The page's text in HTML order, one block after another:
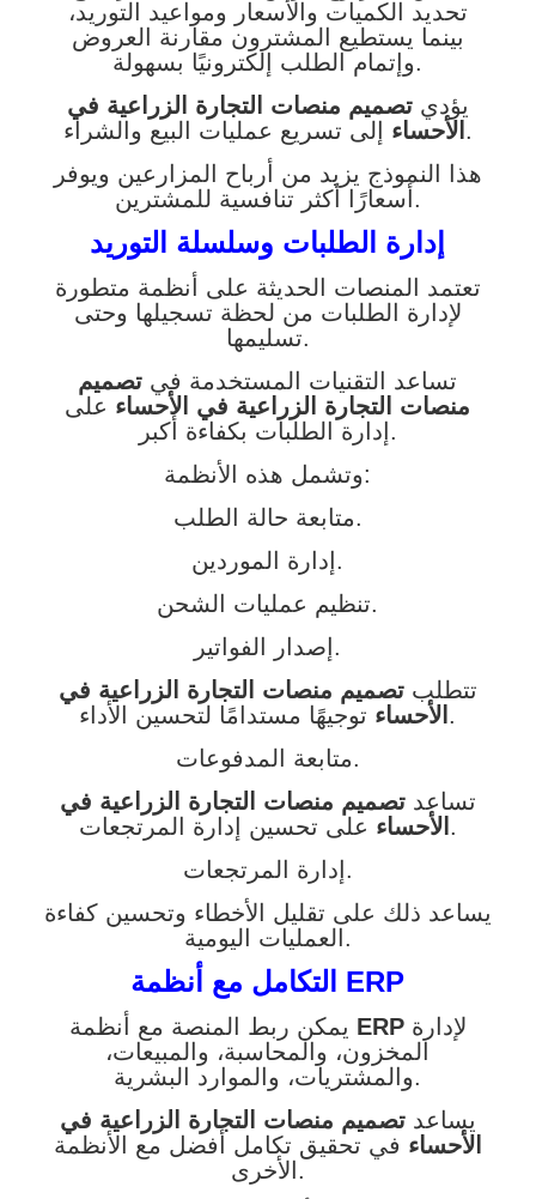
تحديد الكميات والأسعار ومواعيد التوريد،
بينما يستطيع المشترون مقارنة العروض
وإتمام الطلب إلكترونيًا بسهولة.
يؤديتصميم منصات التجارة الزراعية في
الأحساء إلى تسريع عمليات البيع والشراء.
هذا النموذج يزيد من أرباح المزارعين ويوفر
أسعارًا أكثر تنافسية للمشترين.
إدارة الطلبات وسلسلة التوريد
تعتمد المنصات الحديثة على أنظمة متطورة
لإدارة الطلبات من لحظة تسجيلها وحتى
تسليمها.
تساعد التقنيات المستخدمة في تصميم
منصات التجارة الزراعية في الأحساء على
إدارة الطلبات بكفاءة أكبر.
وتشمل هذه الأنظمة:
متابعة حالة الطلب.
إدارة الموردين.
تنظيم عمليات الشحن.
إصدار الفواتير.
تتطلبتصميم منصات التجارة الزراعية في
الأحساء توجيهًا مستدامًا لتحسين الأداء.
متابعة المدفوعات.
تساعدتصميم منصات التجارة الزراعية في
الأحساء على تحسين إدارة المرتجعات.
إدارة المرتجعات.
يساعد ذلك على تقليل الأخطاء وتحسين كفاءة
العمليات اليومية.
التكامل مع أنظمة ERP
ERPلإدارة
المخزون، والمحاسبة، والمبيعات،
والمشتريات، والموارد البشرية.
يساعدتصميم منصات التجارة الزراعية في
الأحساء في تحقيق تكامل أفضل مع الأنظمة
الأخرى.